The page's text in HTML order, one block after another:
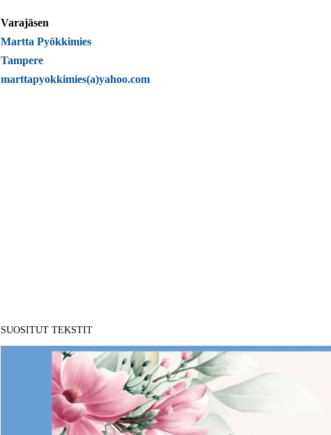
Varajäsen
Martta Pyökkimies
Tampere
marttapyokkimies(a)yahoo.com
SUOSITUT TEKSTIT